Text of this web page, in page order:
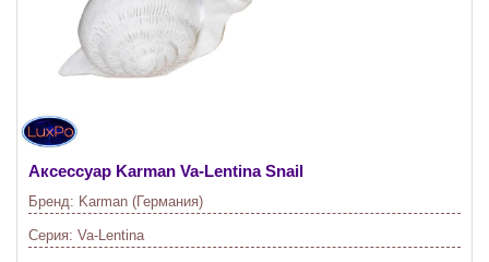
Аксессуар Karman Va-Lentina Snail
Бренд: Karman (Германия)
Серия: Va-Lentina